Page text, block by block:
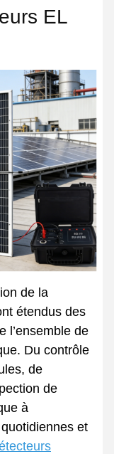
EL
de la
étendus des
l’ensemble de
Du contrôle
de
de
à
et